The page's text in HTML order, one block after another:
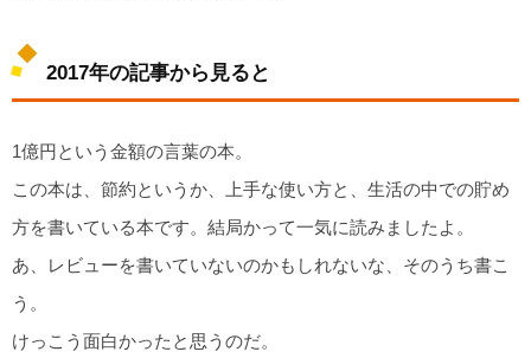
2017年の記事から見ると
1億円という金額の言葉の本。
この本は、節約というか、上手な使い方と、生活の中での貯め
方を書いている本です。結局かって一気に読みましたよ。
あ、レビューを書いていないのかもしれないな、そのうち書こ
う。
けっこう面白かったと思うのだ。